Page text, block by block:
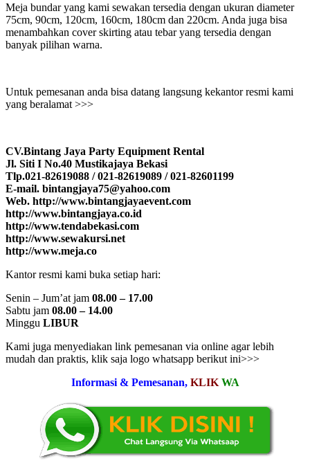
Meja bundar yang kami sewakan tersedia dengan ukuran diameter
75cm, 90cm, 120cm, 160cm, 180cm dan 220cm. Anda juga bisa
menambahkan cover skirting atau tebar yang tersedia dengan
banyak pilihan warna.
Untuk pemesanan anda bisa datang langsung kekantor resmi kami
yang beralamat >>>
CV.Bintang Jaya Party Equipment Rental
Jl. Siti I No.40 Mustikajaya Bekasi
Tlp.021-82619088 / 021-82619089 / 021-82601199
E-mail. bintangjaya75@yahoo.com
Web. http://www.bintangjayaevent.com
http://www.bintangjaya.co.id
http://www.tendabekasi.com
http://www.sewakursi.net
http://www.meja.co
Kantor resmi kami buka setiap hari:
Senin – Jum’at jam 08.00 – 17.00
Sabtu jam 08.00 – 14.00
Minggu LIBUR
Kami juga menyediakan link pemesanan via online agar lebih
mudah dan praktis, klik saja logo whatsapp berikut ini>>>
Informasi & Pemesanan, KLIK WA